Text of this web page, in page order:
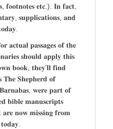
𝐞𝐭𝐜.). 𝐈𝐧 𝐟𝐚𝐜𝐭,
𝐬𝐮𝐩𝐩𝐥𝐢𝐜𝐚𝐭𝐢𝐨𝐧𝐬, 𝐚𝐧𝐝
𝐚𝐜𝐭𝐮𝐚𝐥 𝐩𝐚𝐬𝐬𝐚𝐠𝐞𝐬 𝐨𝐟 𝐭𝐡𝐞
𝐬𝐡𝐨𝐮𝐥𝐝 𝐚𝐩𝐩𝐥𝐲 𝐭𝐡𝐢𝐬
𝐛𝐨𝐨𝐤, 𝐭𝐡𝐞𝐲’𝐥𝐥 𝐟𝐢𝐧𝐝
𝐓𝐡𝐞 𝐒𝐡𝐞𝐩𝐡𝐞𝐫𝐝 𝐨𝐟
𝐰𝐞𝐫𝐞 𝐩𝐚𝐫𝐭 𝐨𝐟
𝐛𝐢𝐛𝐥𝐞 𝐦𝐚𝐧𝐮𝐬𝐜𝐫𝐢𝐩𝐭𝐬
𝐚𝐫𝐞 𝐧𝐨𝐰 𝐦𝐢𝐬𝐬𝐢𝐧𝐠 𝐟𝐫𝐨𝐦